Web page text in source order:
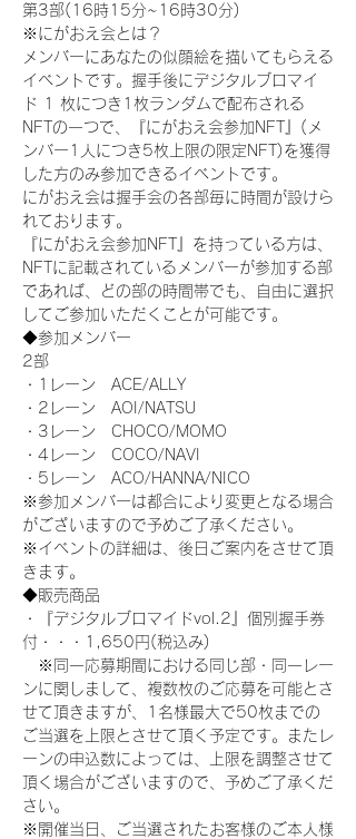
第3部(16時15分~16時30分)
※にがおえ会とは？
メンバーにあなたの似顔絵を描いてもらえる
イベントです。握手後にデジタルブロマイ
ド 1 枚につき1枚ランダムで配布される
NFTの一つで、『にがおえ会参加NFT』(メ
ンバー1人につき5枚上限の限定NFT)を獲得
した方のみ参加できるイベントです。
にがおえ会は握手会の各部毎に時間が設けら
れております。
『にがおえ会参加NFT』を持っている方は、
NFTに記載されているメンバーが参加する部
であれば、どの部の時間帯でも、自由に選択
してご参加いただくことが可能です。
◆参加メンバー
2部
・1レーン　ACE/ALLY
・2レーン　AOI/NATSU
・3レーン　CHOCO/MOMO
・4レーン　COCO/NAVI
・5レーン　ACO/HANNA/NICO
※参加メンバーは都合により変更となる場合
がございますので予めご了承ください。
※イベントの詳細は、後日ご案内をさせて頂
きます。
◆販売商品
・『デジタルブロマイドvol.2』個別握手券
付・・・1,650円(税込み)
※同一応募期間における同じ部・同一レー
ンに関しまして、複数枚のご応募を可能とさ
せて頂きますが、1名様最大で50枚までの
ご当選を上限とさせて頂く予定です。またレ
ーンの申込数によっては、上限を調整させて
頂く場合がございますので、予めご了承くだ
さい。
※開催当日、ご当選されたお客様のご本人様